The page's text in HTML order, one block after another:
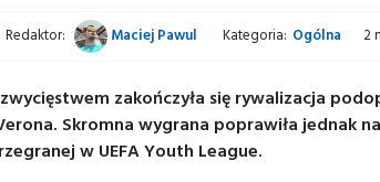
Redaktor: Maciej Pawul Kategoria: Ogólna 2
zakończyła się rywalizacja
Skromna wygrana poprawiła jednak
w UEFA Youth League.